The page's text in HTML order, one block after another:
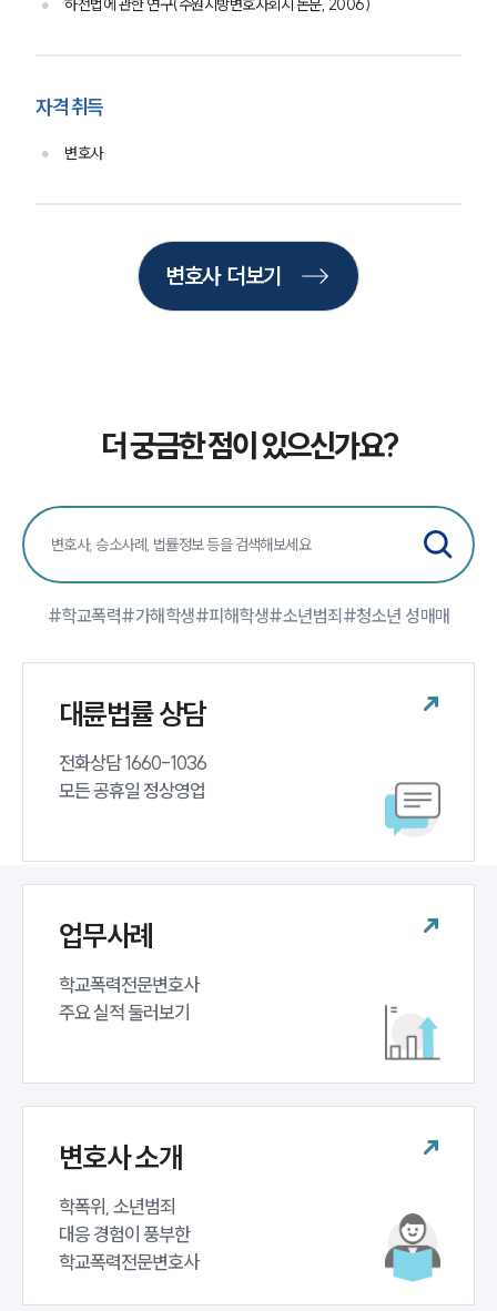
학교폭력전문변호사
소식/자료
법률서식
뉴스레터/브로슈어
대륜법률상담예약
대륜법률상담예약
하천법에 관한 연구(수원지방변호사회지 논문, 2006)
자격 취득
변호사
변호사 더보기
더 궁금한 점이 있으신가요?
#학교폭력#가해학생#피해학생#소년범죄 #청소년 성매매
대륜법률 상담
전화상담 1660-1036
모든 공휴일 정상영업
업무사례
학교폭력전문변호사
주요 실적 둘러보기
변호사 소개
학폭위, 소년범죄
대응 경험이 풍부한
학교폭력전문변호사